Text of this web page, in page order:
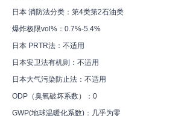
日本 消防法分类：第4类第2石油类
爆炸极限vol%：0.7%-5.4%
日本 PRTR法：不适用
日本安卫法有机则：不适用
日本大气污染防止法：不适用
ODP（臭氧破坏系数）：0
GWP(地球温暖化系数)：几乎为零